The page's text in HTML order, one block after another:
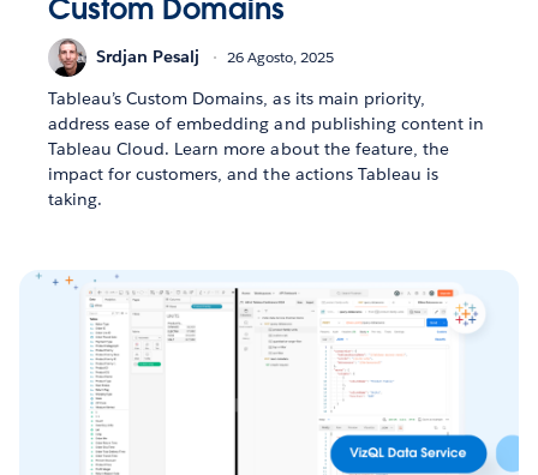
Custom Domains
Srdjan Pesalj 26 Agosto, 2025
Tableau’s Custom Domains, as its main priority,
address ease of embedding and publishing content in
Tableau Cloud. Learn more about the feature, the
impact for customers, and the actions Tableau is
taking.